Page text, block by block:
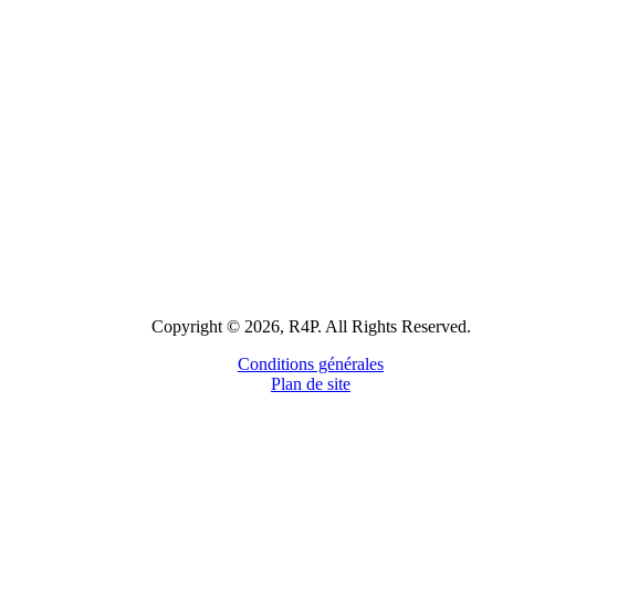
Copyright © 2026, R4P. All Rights Reserved.
Conditions générales
Plan de site